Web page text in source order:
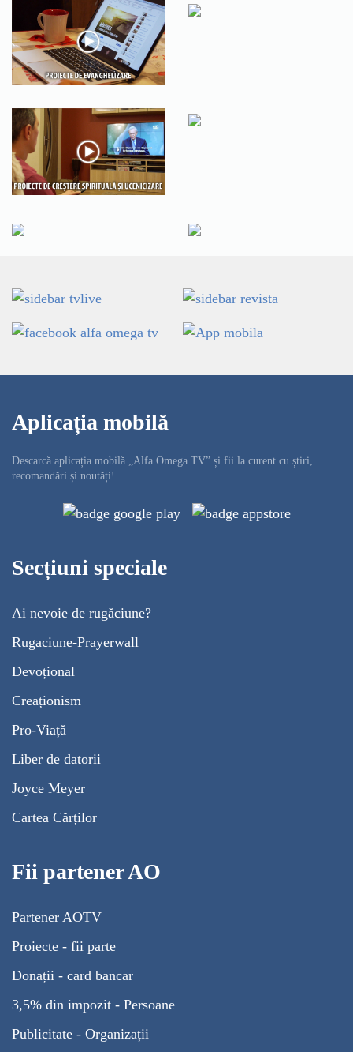
Aplicația mobilă
Descarcă aplicația mobilă „Alfa Omega TV” și fii la curent cu știri,
recomandări și noutăți!
Secțiuni speciale
Ai nevoie de rugăciune?
Rugaciune-Prayerwall
Devoțional
Creaționism
Pro-Viață
Liber de datorii
Joyce Meyer
Cartea Cărților
Fii partener AO
Partener AOTV
Proiecte - fii parte
Donații - card bancar
3,5% din impozit - Persoane
Publicitate - Organizații